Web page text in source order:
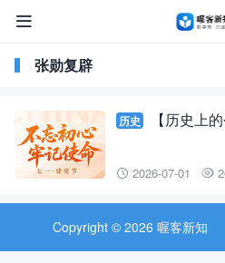

张勋复辟
历史 【历史上
 2026-07-01 
Copyright © 2026 喔客新知